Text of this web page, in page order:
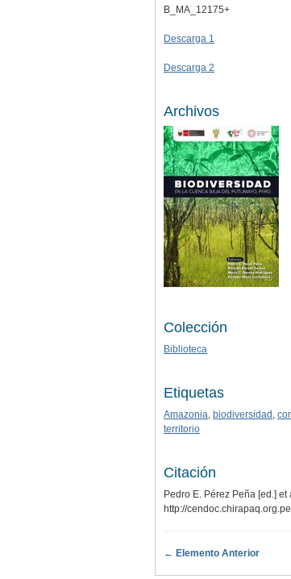
B_MA_12175+
Descarga 1
Descarga 2
Archivos
Colección
Biblioteca
Etiquetas
Amazonia biodiversidad
territorio
Citación
Pedro E. Pérez Peña [ed.]
http://
← Elemento Anterior